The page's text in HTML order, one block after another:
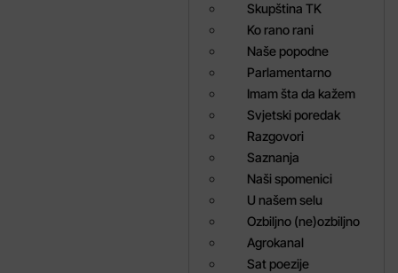
Skupština TK
Ko rano rani
Naše popodne
Parlamentarno
Imam šta da kažem
Svjetski poredak
Razgovori
Saznanja
Naši spomenici
U našem selu
Ozbiljno (ne)ozbiljno
Agrokanal
Sat poezije